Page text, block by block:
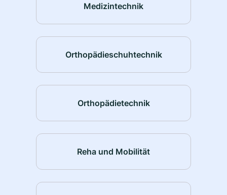
Medizintechnik
Orthopädieschuhtechnik
Orthopädietechnik
Reha und Mobilität